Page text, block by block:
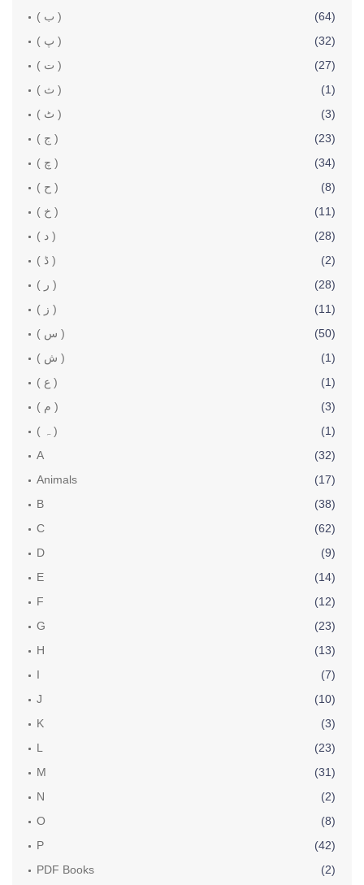
( ب )
(64)
( پ )
(32)
( ت )
(27)
( ث )
(1)
( ٹ )
(3)
( ج )
(23)
( چ )
(34)
( ح )
(8)
( خ )
(11)
( د )
(28)
( ڈ )
(2)
( ر )
(28)
( ز )
(11)
( س )
(50)
( ش )
(1)
( ع )
(1)
( م )
(3)
( ہ )
(1)
A
(32)
Animals
(17)
B
(38)
C
(62)
D
(9)
E
(14)
F
(12)
G
(23)
H
(13)
I
(7)
J
(10)
K
(3)
L
(23)
M
(31)
N
(2)
O
(8)
P
(42)
PDF Books
(2)